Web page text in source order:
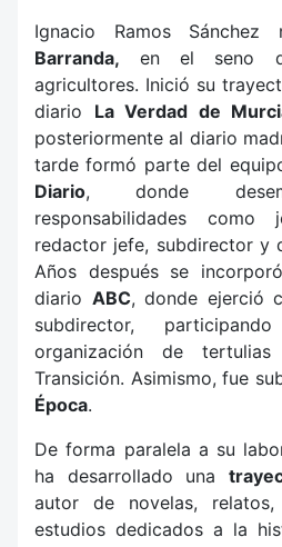
Ignacio Ramos
Barranda, en el seno
agricultores. Inició su
diario La Verdad de
posteriormente al diario
tarde formó parte del
Diario, donde
responsabilidades
redactor jefe, subdirector y
Años después se
diario ABC, donde ejerció
subdirector,
organización de
Transición. Asimismo, fue
Época.
De forma paralela a su
ha desarrollado una
autor de novelas,
estudios dedicados a la